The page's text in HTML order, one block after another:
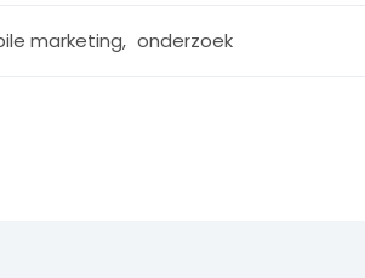
marketing, onderzoek